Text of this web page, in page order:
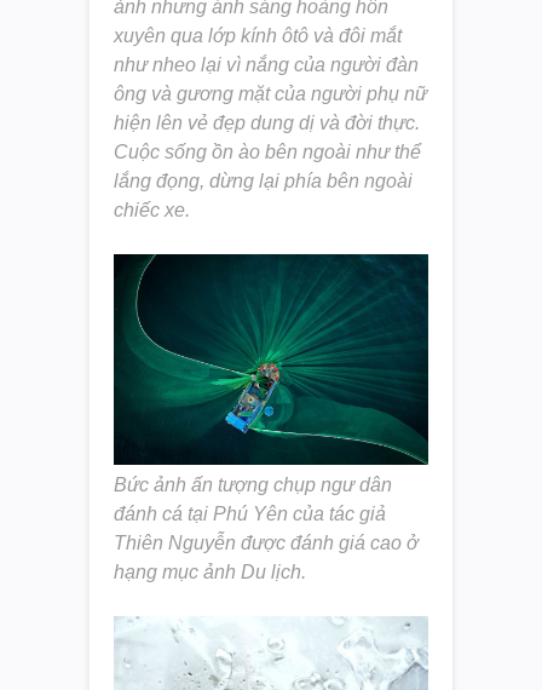
ảnh nhưng ánh sáng hoàng hôn
xuyên qua lớp kính ôtô và đôi mắt
như nheo lại vì nắng của người đàn
ông và gương mặt của người phụ nữ
hiện lên vẻ đẹp dung dị và đời thực.
Cuộc sống ồn ào bên ngoài như thể
lắng đọng, dừng lại phía bên ngoài
chiếc xe.
Bức ảnh ấn tượng chụp ngư dân
đánh cá tại Phú Yên của tác giả
Thiên Nguyễn được đánh giá cao ở
hạng mục ảnh Du lịch.